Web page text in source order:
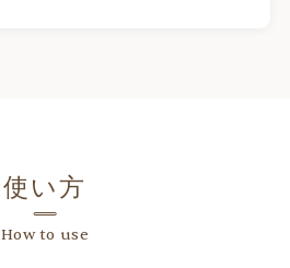
使い方
How to use